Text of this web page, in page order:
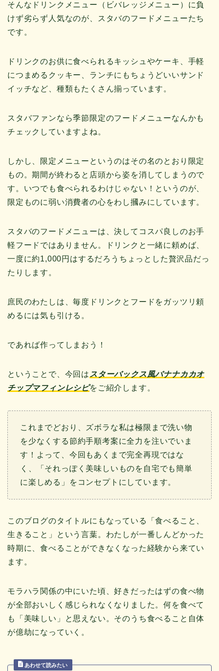
そんなドリンクメニュー（ビバレッジメニュー）に負
けず劣らず人気なのが、スタバのフードメニューたち
です。
ドリンクのお供に食べられるキッシュやケーキ、手軽
につまめるクッキー、ランチにもちょうどいいサンド
イッチなど、種類もたくさん揃っています。
スタバファンなら季節限定のフードメニューなんかも
チェックしていますよね。
しかし、限定メニューというのはその名のとおり限定
もの。期間が終わると店頭から姿を消してしまうので
す。いつでも食べられるわけじゃない！というのが、
限定ものに弱い消費者の心をわし摑みにしています。
スタバのフードメニューは、決してコスパ良しのお手
軽フードではありません。ドリンクと一緒に頼めば、
一度に約1,000円はするだろうちょっとした贅沢品だっ
たりします。
庶民のわたしは、毎度ドリンクとフードをガッツリ頼
めるには気も引ける。
であれば作ってしまおう！
ということで、今回は スターバックス風バナナカカオ
チップマフィンレシピをご紹介します。
これまでどおり、ズボラな私は極限まで洗い物
を少なくする節約手順考案に全力を注いでいま
す！よって、今回もあくまで完全再現ではな
く、「それっぽく美味しいものを自宅でも簡単
に楽しめる」をコンセプトにしています。
このブログのタイトルにもなっている「食べること、
生きること」という言葉。わたしが一番しんどかった
時期に、食べることができなくなった経験から来てい
ます。
モラハラ関係の中にいた頃、好きだったはずの食べ物
が全部おいしく感じられなくなりました。何を食べて
も「美味しい」と思えない。そのうち食べること自体
が億劫になっていく。